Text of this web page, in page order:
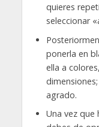
quieres
seleccionar
ponerla en
ella a
agrado.
Una vez que